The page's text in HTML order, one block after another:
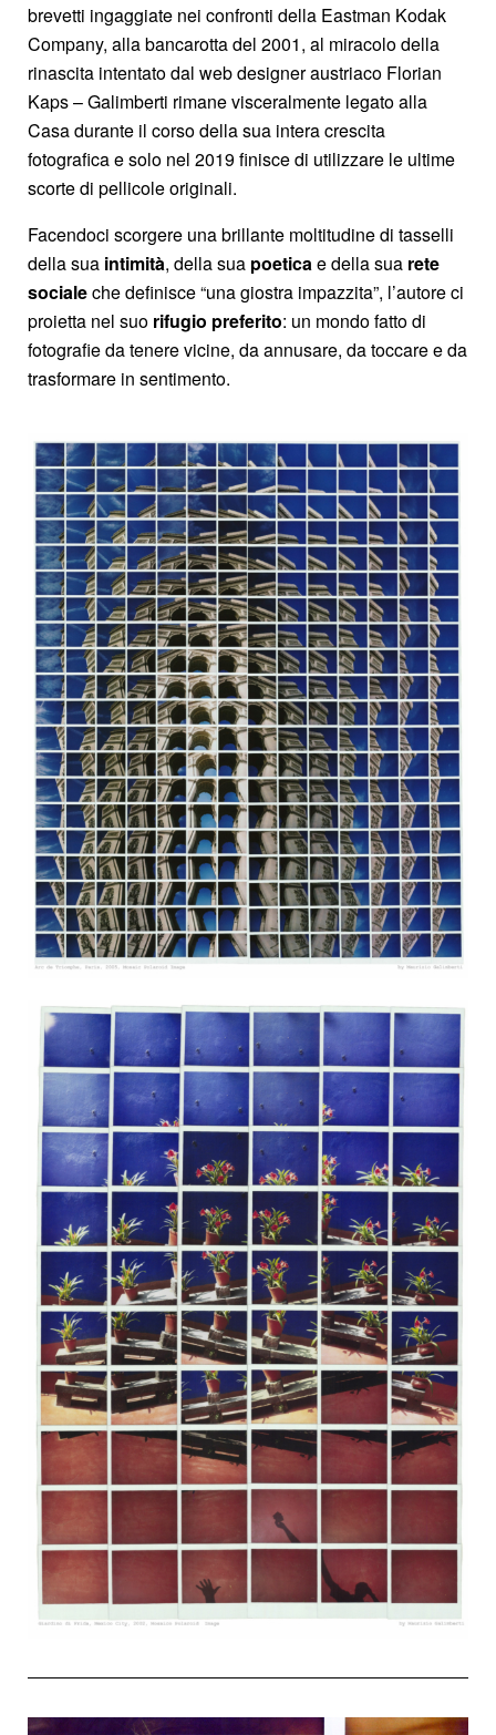
brevetti ingaggiate nei confronti della Eastman Kodak
Company, alla bancarotta del 2001, al miracolo della
rinascita intentato dal web designer austriaco Florian
Kaps – Galimberti rimane visceralmente legato alla
Casa durante il corso della sua intera crescita
fotografica e solo nel 2019 finisce di utilizzare le ultime
scorte di pellicole originali.
Facendoci scorgere una brillante moltitudine di tasselli
della sua intimità, della sua poeticae della sua rete
socialeche definisce “una giostra impazzita”, l’autore ci
proietta nel suo rifugio preferito: un mondo fatto di
fotografie da tenere vicine, da annusare, da toccare e da
trasformare in sentimento.